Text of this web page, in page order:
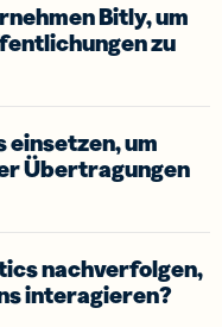
Bitly, um
zu
einsetzen, um
Übertragungen
nachverfolgen,
interagieren?